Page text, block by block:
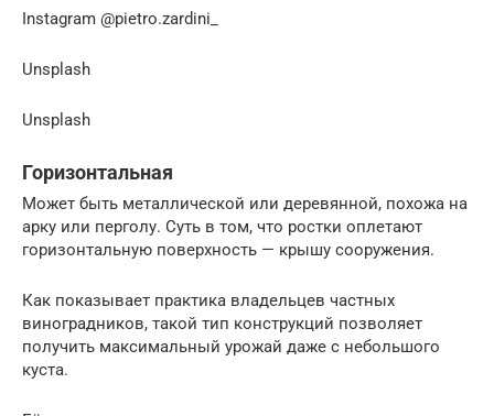
Instagram @pietro.zardini_
Unsplash
Unsplash
Горизонтальная
Может быть металлической или деревянной, похожа на
арку или перголу. Суть в том, что ростки оплетают
горизонтальную поверхность — крышу сооружения.
Как показывает практика владельцев частных
виноградников, такой тип конструкций позволяет
получить максимальный урожай даже с небольшого
куста.